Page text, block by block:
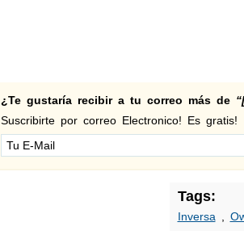
¿Te gustaría recibir a tu correo más de
Suscribirte por correo Electronico! Es gratis!
Tags:
Inversa